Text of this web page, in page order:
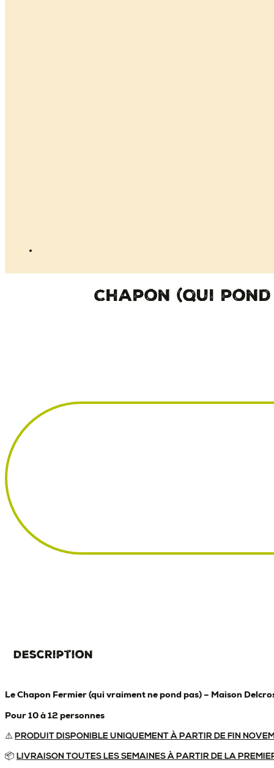
Chapon (qui pond
Description
Le Chapon Fermier (qui vraiment ne pond pas) – Maison
Pour 10 à 12 personnes
⚠️ PRODUIT DISPONIBLE UNIQUEMENT À PARTIR DE FIN
📦 LIVRAISON TOUTES LES SEMAINES À PARTIR DE LA